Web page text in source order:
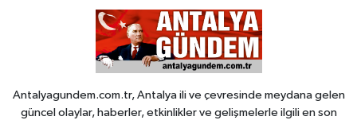
Antalyagundem.com.tr, Antalya ili ve çevresinde meydana gelen
güncel olaylar, haberler, etkinlikler ve gelişmelerle ilgili en son